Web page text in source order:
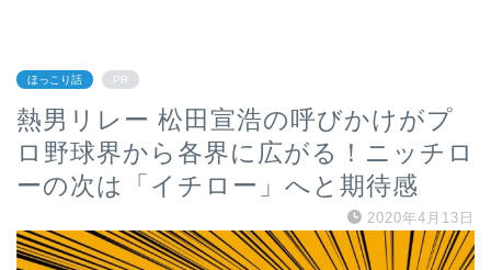
ほっこり話 PR
熱男リレー 松田宣浩の呼びかけがプ
ロ野球界から各界に広がる！ニッチロ
ーの次は「イチロー」へと期待感
2020年4月13日